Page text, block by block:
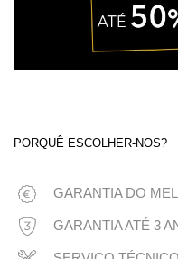
PORQUÊ ESCOLHER-NOS?
GARANTIA DO
GARANTIA ATÉ 3